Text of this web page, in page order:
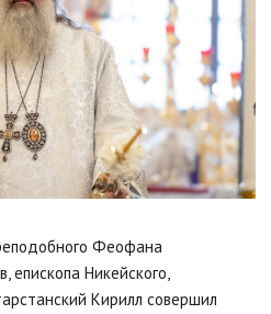
Феофана
епископа Никейского,
Кирилл совершил